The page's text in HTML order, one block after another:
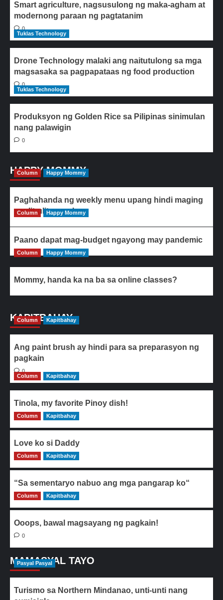
Smart agriculture, nagsusulong ng maka-agham at
modernong paraan ng pagtatanim
0
Tuklas Technology
Drone Technology malaki ang naitutulong sa mga
magsasaka sa pagpapataas ng food production
0
Tuklas Technology
Produksyon ng Golden Rice sa Pilipinas sinimulan
nang palawigin
0
HAPPY MOMMY
Column Happy Mommy
Paghahanda ng weekly menu upang hindi maging
paulit-ulit ang ulam
Column Happy Mommy
Paano dapat mag-budget ngayong may pandemic
Column Happy Mommy
Mommy, handa ka na ba sa online classes?
KAPITBAHAY
Column Kapitbahay
Ang paint brush ay hindi para sa preparasyon ng
pagkain
0
Column
Kapitbahay
Tinola, my favorite Pinoy dish!
0
Column Kapitbahay
Love ko si Daddy
0
Column Kapitbahay
“Sa sementaryo nabuo ang mga pangarap ko“
0
Column Kapitbahay
Ooops, bawal magsayang ng pagkain!
0
MAMASYAL TAYO
Pasyal Pasyal
Turismo sa Northern Mindanao, unti-unti nang